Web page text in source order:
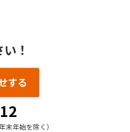
！
する
末年始を除く）